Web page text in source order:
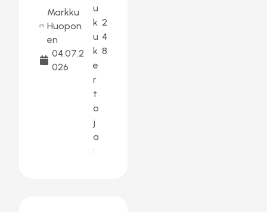
Markku
Huopon
en
04.07.2
026
u
k
u
k
e
r
t
o
j
a
:
2
4
8